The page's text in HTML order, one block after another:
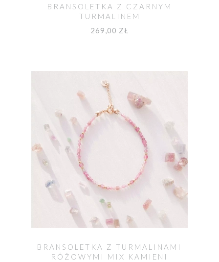
BRANSOLETKA Z CZARNYM
TURMALINEM
269,00 ZŁ
BRANSOLETKA Z TURMALINAMI
RÓŻOWYMI MIX KAMIENI